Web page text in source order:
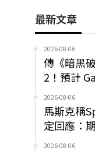
最新文章
2026-08-06
傳《暗黑
2！預計
2026-08-06
馬斯克稱
定回應：
2026-08-06